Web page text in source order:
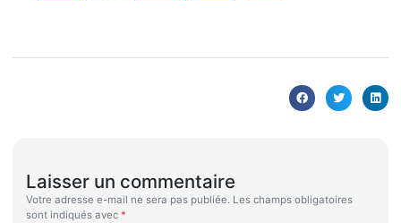
Laisser un commentaire
Votre adresse e-mail ne sera pas publiée. Les champs obligatoires
sont indiqués avec *